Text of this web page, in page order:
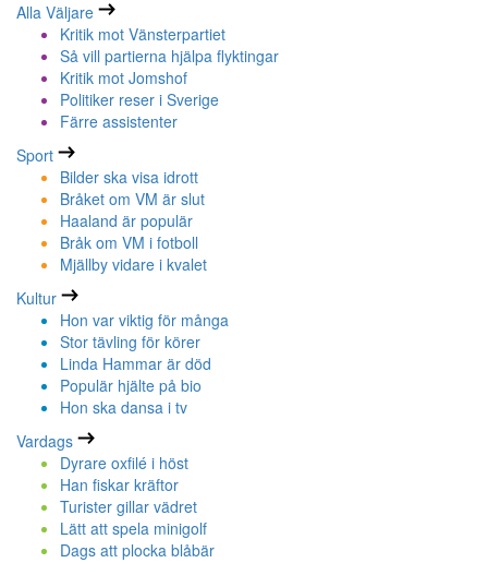
Alla Väljare
Kritik mot Vänsterpartiet
Så vill partierna hjälpa flyktingar
Kritik mot Jomshof
Politiker reser i Sverige
Färre assistenter
Sport
Bilder ska visa idrott
Bråket om VM är slut
Haaland är populär
Bråk om VM i fotboll
Mjällby vidare i kvalet
Kultur
Hon var viktig för många
Stor tävling för körer
Linda Hammar är död
Populär hjälte på bio
Hon ska dansa i tv
Vardags
Dyrare oxfilé i höst
Han fiskar kräftor
Turister gillar vädret
Lätt att spela minigolf
Dags att plocka blåbär